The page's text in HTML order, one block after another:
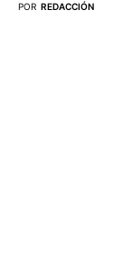
POR REDACCIÓN